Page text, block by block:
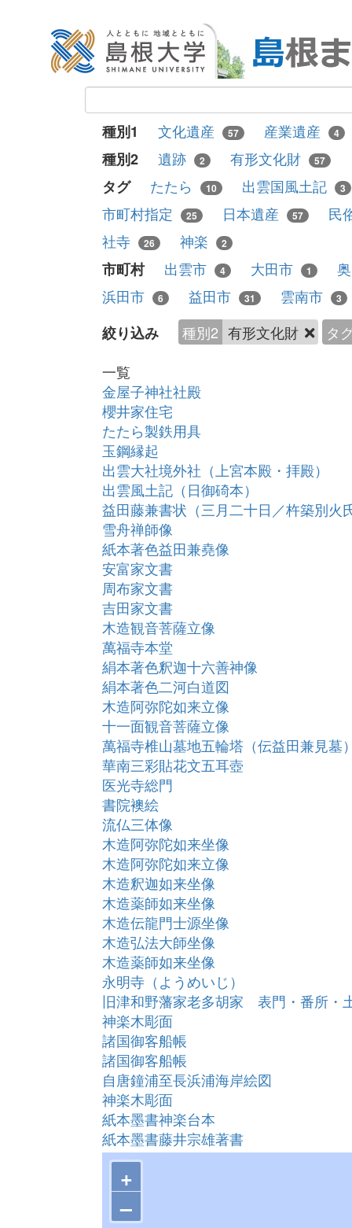
種別1 文化遺産 57 産業遺産 4
種別2 遺跡 2 有形文化財 57
タグ たたら 10 出雲国風土記 3
市町村指定 25 日本遺産 57
民
社寺
26 神楽 2
市町村 出雲市 4 大田市 1
浜田市
6 益田市 31 雲南市 3
絞り込み 種別2 有形文化財
タ
一覧
金屋子神社社殿
櫻井家住宅
たたら製鉄用具
玉鋼縁起
出雲大社境外社（上宮本殿・拝殿）
出雲風土記（日御碕本）
益田藤兼書状（三月二十日／杵築別火
雪舟禅師像
紙本著色益田兼堯像
安富家文書
周布家文書
吉田家文書
木造観音菩薩立像
萬福寺本堂
絹本著色釈迦十六善神像
絹本著色二河白道図
木造阿弥陀如来立像
十一面観音菩薩立像
萬福寺椎山墓地五輪塔（伝益田兼見墓
華南三彩貼花文五耳壺
医光寺総門
書院襖絵
流仏三体像
木造阿弥陀如来坐像
木造阿弥陀如来立像
木造釈迦如来坐像
木造薬師如来坐像
木造伝龍門士源坐像
木造弘法大師坐像
木造薬師如来坐像
永明寺（ようめいじ）
旧津和野藩家老多胡家 表門・番所・
神楽木彫面
諸国御客船帳
諸国御客船帳
自唐鐘浦至長浜浦海岸絵図
神楽木彫面
紙本墨書神楽台本
紙本墨書藤井宗雄著書
三渡八幡宮本殿（みわたりはちまんぐ
柳の神楽面 附・衣装３４着
八幡宮
絹本著色益田元祥像
+
–